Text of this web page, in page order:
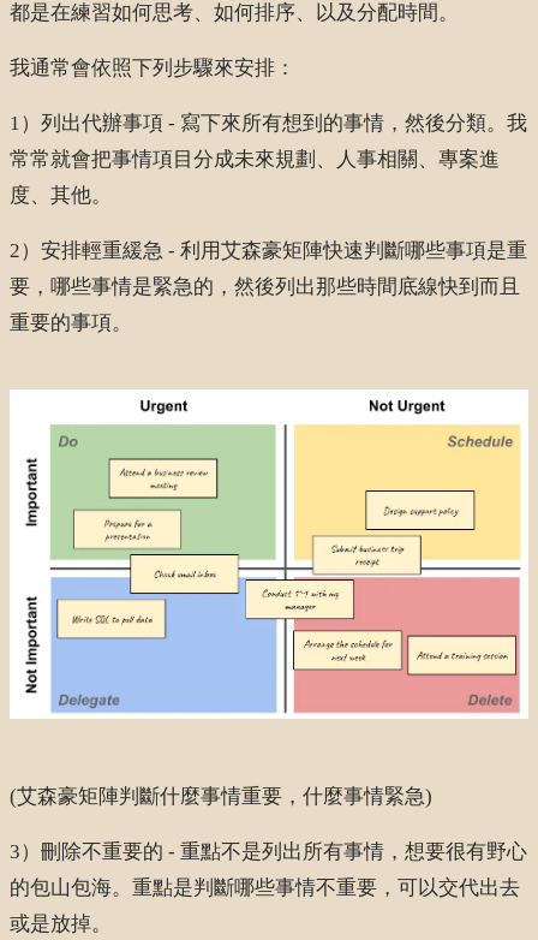
都是在練習如何思考、如何排序、以及分配時間。
我通常會依照下列步驟來安排：
1）列出代辦事項 - 寫下來所有想到的事情，然後分類。我
常常就會把事情項目分成未來規劃、人事相關、專案進
度、其他。
2）安排輕重緩急 - 利用艾森豪矩陣快速判斷哪些事項是重
要，哪些事情是緊急的，然後列出那些時間底線快到而且
重要的事項。
(艾森豪矩陣判斷什麼事情重要，什麼事情緊急)
3）刪除不重要的 - 重點不是列出所有事情，想要很有野心
的包山包海。重點是判斷哪些事情不重要，可以交代出去
或是放掉。